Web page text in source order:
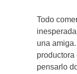
Todo
una
pensarlo